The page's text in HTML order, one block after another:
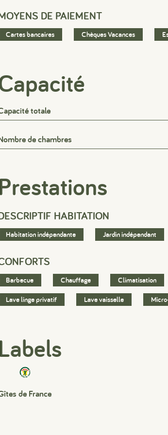
DE PAIEMENT
Cartes bancaires Chèques Vacances
totale
de chambres
Prestations
HABITATION
Habitation indépendante Jardin indépendant
Barbecue Chauffage Climatisation
Lave linge privatif Lave vaisselle
Labels
de France